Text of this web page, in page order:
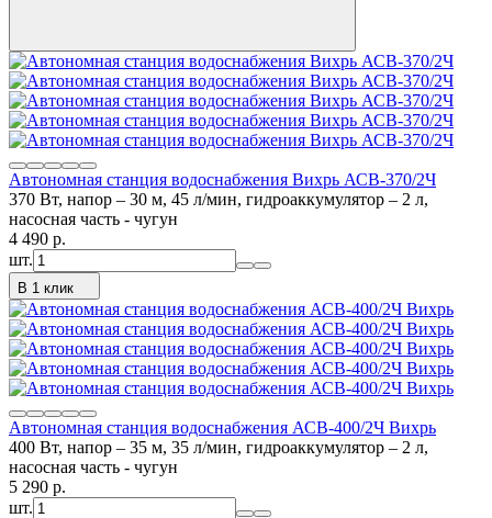
Автономная станция водоснабжения Вихрь АСВ-370/2Ч
370 Вт, напор – 30 м, 45 л/мин, гидроаккумулятор – 2 л,
насосная часть - чугун
4 490 p.
шт.
В 1 клик
Автономная станция водоснабжения АСВ-400/2Ч Вихрь
400 Вт, напор – 35 м, 35 л/мин, гидроаккумулятор – 2 л,
насосная часть - чугун
5 290 p.
шт.